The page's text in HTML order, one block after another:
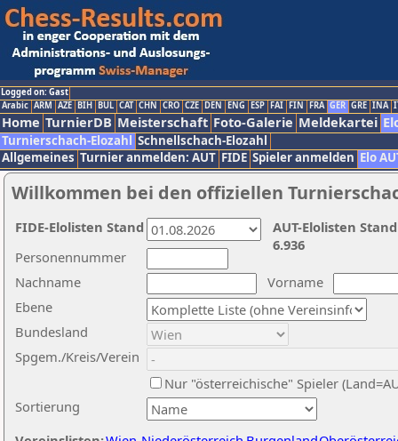
Logged on: Gast
Arabic ARM AZE BIH BUL CAT CHN CRO CZE DEN ENG ESP FAI FIN FRA GER GRE INA
Home TurnierDB Meisterschaft Foto-Galerie Meldekartei
Turnierschach-Elozahl Schnellschach-Elozahl
Allgemeines Turnier anmelden: AUT FIDE Spieler anmelden Elo
Willkommen bei den offiziellen
Nachname
Vorname
Ebene
Sortierung
Personennummer
Bundesland
Spgem./Kreis/Verein
Nur "österreichische" Spieler
AUT-Elolisten
6.936
FIDE-Elolisten Stand